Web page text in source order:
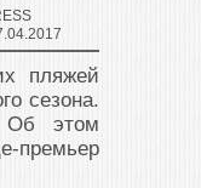
пляжей
сезона.
этом
премьер